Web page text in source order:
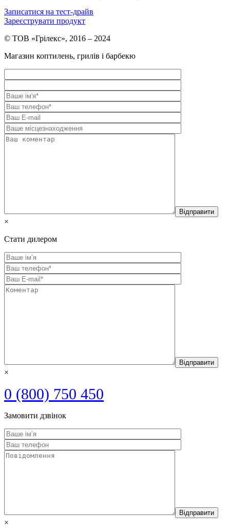
Записатися на тест-драйв
Зареєструвати продукт
© ТОВ «Грілекс», 2016 – 2024
Магазин коптилень, грилів і барбекю
×
Стати дилером
×
0 (800) 750 450
Замовити дзвінок
×